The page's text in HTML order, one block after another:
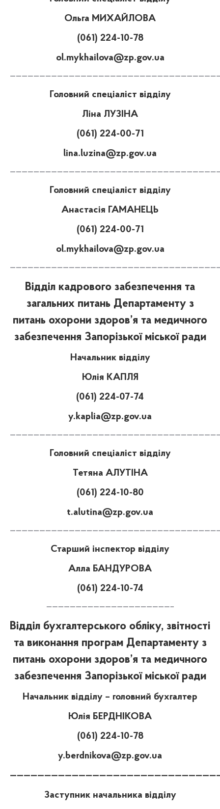
Ольга МИХАЙЛОВА
(061) 224-10-78
ol.mykhailova@zp.gov.ua
Головний спеціаліст відділу
Ліна ЛУЗІНА
(061) 224-00-71
lina.luzina@zp.gov.ua
Головний спеціаліст відділу
Анастасія ГАМАНЕЦЬ
(061) 224-00-71
ol.mykhailova@zp.gov.ua
Відділ кадрового забезпечення та
загальних питань Департаменту з
питань охорони здоров’я та медичного
забезпечення Запорізької міської ради
Начальник відділу
Юлія КАПЛЯ
(061) 224-07-74
y.kaplia@zp.gov.ua
Головний спеціаліст відділу
Тетяна АЛУТІНА
(061) 224-10-80
t.alutina@zp.gov.ua
Старший інспектор відділу
Алла БАНДУРОВА
(061) 224-10-74
—————————————————————–
Відділ бухгалтерського обліку, звітності
та виконання програм Департаменту з
питань охорони здоров’я та медичного
забезпечення Запорізької міської ради
Начальник відділу – головний бухгалтер
Юлія БЕРДНІКОВА
(061) 224-10-78
y.berdnikova@zp.gov.ua
Заступник начальника відділу